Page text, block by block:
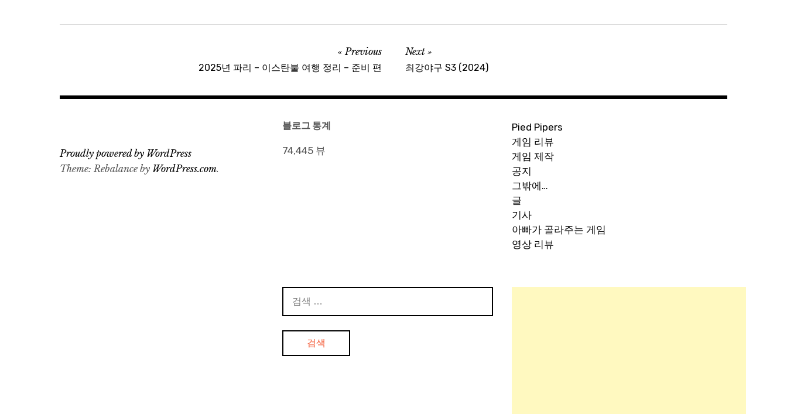
Previous
2025년 파리 – 이스탄불 여행 정리 – 준비 편
Next
최강야구 S3 (2024)
블로그 통계
74,445 뷰
Pied Pipers
게임 리뷰
게임 제작
공지
그밖에…
글
기사
아빠가 골라주는 게임
영상 리뷰
색:
Proudly powered by WordPress
Theme: Rebalance by WordPress.com.